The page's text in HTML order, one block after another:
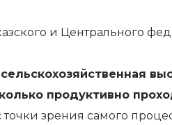
и Центрального
продуктивно
зрения самого